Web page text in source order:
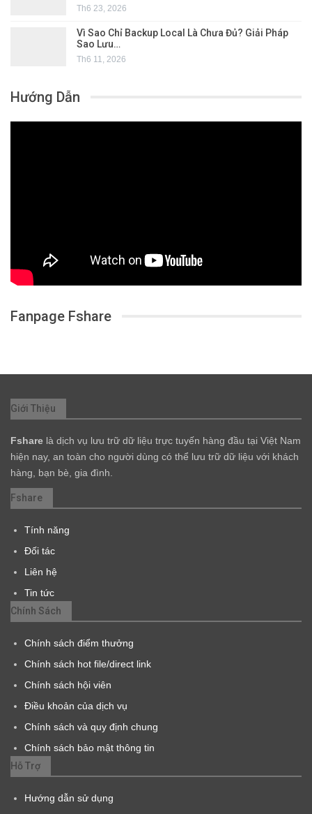
Th6 23, 2026
Vì Sao Chỉ Backup Local Là Chưa Đủ? Giải Pháp
Sao Lưu…
Th6 11, 2026
Hướng Dẫn
Fanpage Fshare
Giới Thiệu
Fshare là dịch vụ lưu trữ dữ liệu trực tuyến hàng đầu tại Việt Nam
hiện nay, an toàn cho người dùng có thể lưu trữ dữ liệu với khách
hàng, bạn bè, gia đình.
Fshare
Tính năng
Đối tác
Liên hệ
Tin tức
Chính Sách
Chính sách điểm thưởng
Chính sách hot file/direct link
Chính sách hội viên
Điều khoản của dịch vụ
Chính sách và quy định chung
Chính sách bảo mật thông tin
Hỗ Trợ
Hướng dẫn sử dụng